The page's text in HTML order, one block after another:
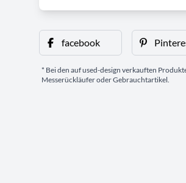
facebook
* Bei den auf used-design verkauften
Messerückläufer oder Gebrauchtartikel.